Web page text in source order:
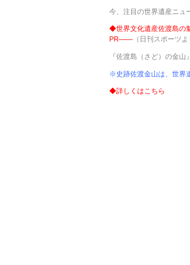
今、注目の世界遺産ニュ
◆世界文化遺産佐渡島の
PR――（日刊スポーツよ
『佐渡島（さど）の金
※ 史跡佐渡金山は、 世界
◆詳しくはこちら